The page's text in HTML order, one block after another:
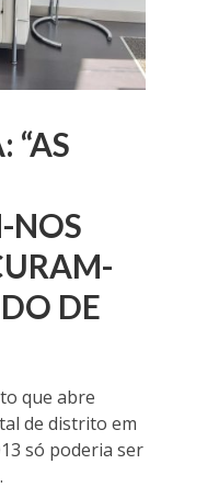
“AS
NOS
DE
que abre
de distrito em
só poderia ser